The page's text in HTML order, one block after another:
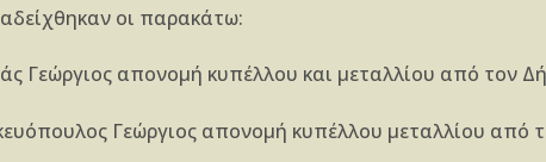
οι παρακάτω:
Γεώργιος απονομή κυπέλλου και μεταλλίου από τον
Γεώργιος απονομή κυπέλλου μεταλλίου από